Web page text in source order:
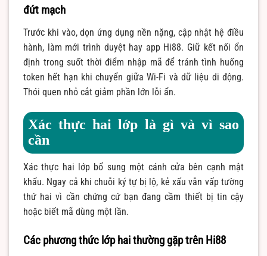
đứt mạch
Trước khi vào, dọn ứng dụng nền nặng, cập nhật hệ điều
hành, làm mới trình duyệt hay app Hi88. Giữ kết nối ổn
định trong suốt thời điểm nhập mã để tránh tình huống
token hết hạn khi chuyển giữa Wi-Fi và dữ liệu di động.
Thói quen nhỏ cắt giảm phần lớn lỗi ẩn.
Xác thực hai lớp là gì và vì sao
cần
Xác thực hai lớp bổ sung một cánh cửa bên cạnh mật
khẩu. Ngay cả khi chuỗi ký tự bị lộ, kẻ xấu vẫn vấp tường
thứ hai vì cần chứng cứ bạn đang cầm thiết bị tin cậy
hoặc biết mã dùng một lần.
Các phương thức lớp hai thường gặp trên Hi88